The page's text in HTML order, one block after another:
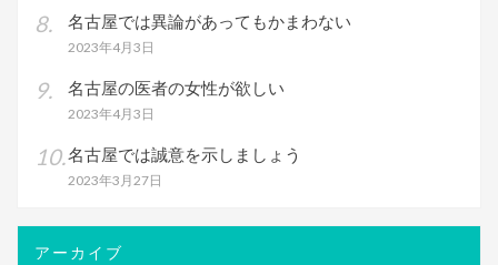
名古屋では異論があってもかまわない
2023年4月3日
名古屋の医者の女性が欲しい
2023年4月3日
名古屋では誠意を示しましょう
2023年3月27日
アーカイブ